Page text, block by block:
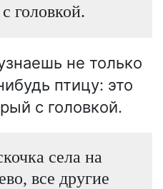
головкой.
не только
птицу: это
с головкой.
села на
все другие